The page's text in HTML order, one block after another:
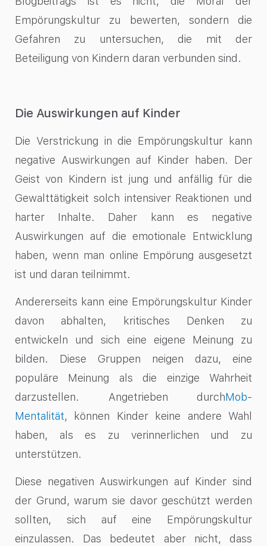
Empörungskultur zu bewerten, sondern die
Gefahren zu untersuchen, die mit der
Beteiligung von Kindern daran verbunden sind.
Die Auswirkungen auf Kinder
Die Verstrickung in die Empörungskultur kann
negative Auswirkungen auf Kinder haben. Der
Geist von Kindern ist jung und anfällig für die
Gewalttätigkeit solch intensiver Reaktionen und
harter Inhalte. Daher kann es negative
Auswirkungen auf die emotionale Entwicklung
haben, wenn man online Empörung ausgesetzt
ist und daran teilnimmt.
Andererseits kann eine Empörungskultur Kinder
davon abhalten, kritisches Denken zu
entwickeln und sich eine eigene Meinung zu
bilden. Diese Gruppen neigen dazu, eine
populäre Meinung als die einzige Wahrheit
darzustellen. Angetrieben durchMob-
Mentalität, können Kinder keine andere Wahl
haben, als es zu verinnerlichen und zu
unterstützen.
Diese negativen Auswirkungen auf Kinder sind
der Grund, warum sie davor geschützt werden
sollten, sich auf eine Empörungskultur
einzulassen. Das bedeutet aber nicht, dass